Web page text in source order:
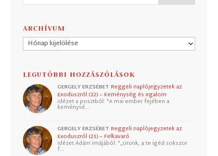
ARCHÍVUM
Archívum
LEGUTÓBBI HOZZÁSZÓLÁSOK
GERGELY ERZSÉBET Reggeli naplójegyzetek az
Exoduszról (22) – Keménység és irgalom
Idézet a posztból: "A mai ember fejében a
keménysé…
GERGELY ERZSÉBET Reggeli naplójegyzetek az
Exoduszról (21) – Felkavaró
Idézet Ádám imájából: "„Urunk, a te igéd sokszor
f…